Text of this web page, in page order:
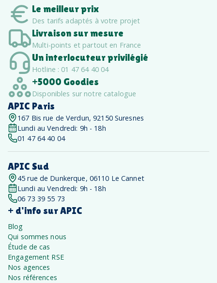
Le meilleur prix
Des tarifs adaptés à votre projet
Livraison sur mesure
Multi-points et partout en France
Un interlocuteur privilégié
Hotline : 01 47 64 40 04
+5000 Goodies
Disponibles sur notre catalogue
APIC Paris
167 Bis rue de Verdun, 92150 Suresnes
Lundi au Vendredi: 9h - 18h
01 47 64 40 04
APIC Sud
45 rue de Dunkerque, 06110 Le Cannet
Lundi au Vendredi: 9h - 18h
06 73 39 55 73
+ d'info sur APIC
Blog
Qui sommes nous
Étude de cas
Engagement RSE
Nos agences
Nos références